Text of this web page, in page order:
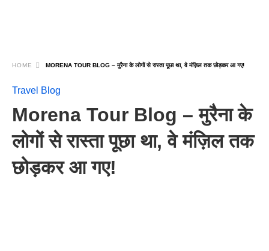
HOME MORENA TOUR BLOG – मुरैना के लोगों से रास्ता पूछा था, वे मंज़िल तक छोड़कर आ गए!
Travel Blog
Morena Tour Blog – मुरैना के
लोगों से रास्ता पूछा था, वे मंज़िल तक
छोड़कर आ गए!